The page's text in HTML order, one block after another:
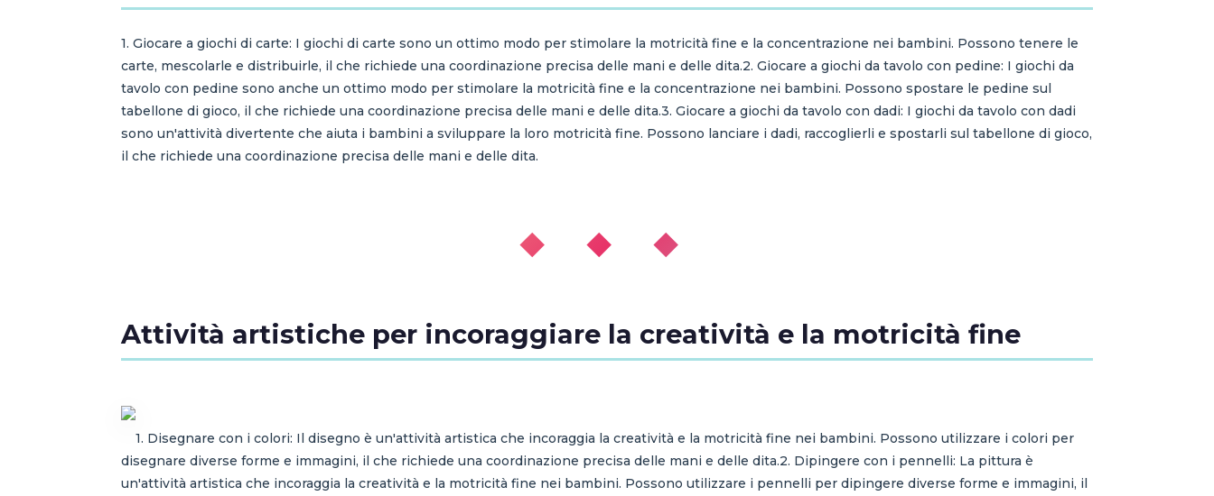
1. Giocare a giochi di carte: I giochi di carte sono un ottimo modo per stimolare la motricità fine e la concentrazione nei bambini. Possono tenere le
carte, mescolarle e distribuirle, il che richiede una coordinazione precisa delle mani e delle dita.2. Giocare a giochi da tavolo con pedine: I giochi da
tavolo con pedine sono anche un ottimo modo per stimolare la motricità fine e la concentrazione nei bambini. Possono spostare le pedine sul
tabellone di gioco, il che richiede una coordinazione precisa delle mani e delle dita.3. Giocare a giochi da tavolo con dadi: I giochi da tavolo con dadi
sono un'attività divertente che aiuta i bambini a sviluppare la loro motricità fine. Possono lanciare i dadi, raccoglierli e spostarli sul tabellone di gioco,
il che richiede una coordinazione precisa delle mani e delle dita.
◆ ◆ ◆
Attività artistiche per incoraggiare la creatività e la motricità fine
1. Disegnare con i colori: Il disegno è un'attività artistica che incoraggia la creatività e la motricità fine nei bambini. Possono utilizzare i colori per
disegnare diverse forme e immagini, il che richiede una coordinazione precisa delle mani e delle dita.2. Dipingere con i pennelli: La pittura è
un'attività artistica che incoraggia la creatività e la motricità fine nei bambini. Possono utilizzare i pennelli per dipingere diverse forme e immagini, il